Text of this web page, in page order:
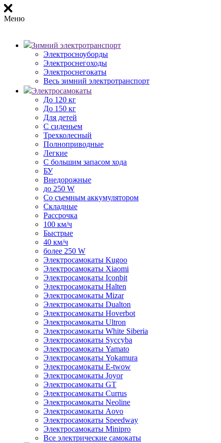
Меню
Зимний электротранспорт
Электросноуборды
Электроснегоходы
Электроснегокаты
Весь зимний электротранспорт
Электросамокаты
До 120 кг
До 150 кг
Для детей
С сиденьем
Трехколесный
Полноприводные
Легкие
С большим запасом хода
БУ
Внедорожные
до 250 W
Со съемным аккумулятором
Складные
Рассрочка
100 км/ч
Быстрые
40 км/ч
более 250 W
Электросамокаты Kugoo
Электросамокаты Xiaomi
Электросамокаты Iconbit
Электросамокаты Halten
Электросамокаты Mizar
Электросамокаты Dualton
Электросамокаты Hoverbot
Электросамокаты Ultron
Электросамокаты White Siberia
Электросамокаты Syccyba
Электросамокаты Yamato
Электросамокаты Yokamura
Электросамокаты E-twow
Электросамокаты Joyor
Электросамокаты GT
Электросамокаты Currus
Электросамокаты Neoline
Электросамокаты Aovo
Электросамокаты Speedway
Электросамокаты Minipro
Все электрические самокаты